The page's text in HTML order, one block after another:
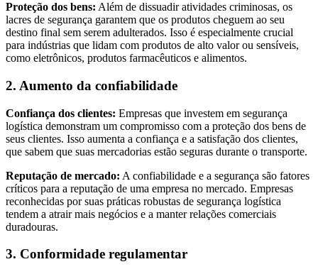
Proteção dos bens: Além de dissuadir atividades criminosas, os
lacres de segurança garantem que os produtos cheguem ao seu
destino final sem serem adulterados. Isso é especialmente crucial
para indústrias que lidam com produtos de alto valor ou sensíveis,
como eletrônicos, produtos farmacêuticos e alimentos.
2. Aumento da confiabilidade
Confiança dos clientes: Empresas que investem em segurança
logística demonstram um compromisso com a proteção dos bens de
seus clientes. Isso aumenta a confiança e a satisfação dos clientes,
que sabem que suas mercadorias estão seguras durante o transporte.
Reputação de mercado: A confiabilidade e a segurança são fatores
críticos para a reputação de uma empresa no mercado. Empresas
reconhecidas por suas práticas robustas de segurança logística
tendem a atrair mais negócios e a manter relações comerciais
duradouras.
3. Conformidade regulamentar